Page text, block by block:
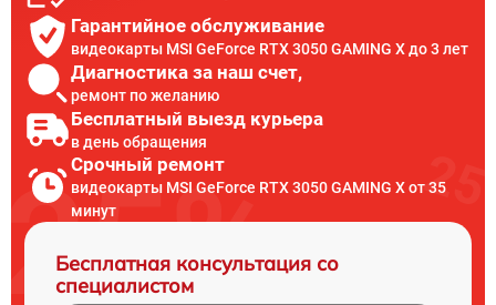
Гарантийное обслуживание
видеокарты MSI GeForce RTX 3050 GAMING X до 3 лет
Диагностика за наш счет,
ремонт по желанию
Бесплатный выезд курьера
в день обращения
Срочный ремонт
видеокарты MSI GeForce RTX 3050 GAMING X от 35
минут
Бесплатная консультация со
специалистом